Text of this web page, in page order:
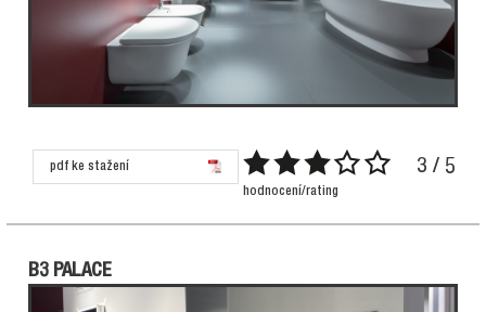
pdf ke stažení 3 / 5
hodnocení/rating
B3 PALACE